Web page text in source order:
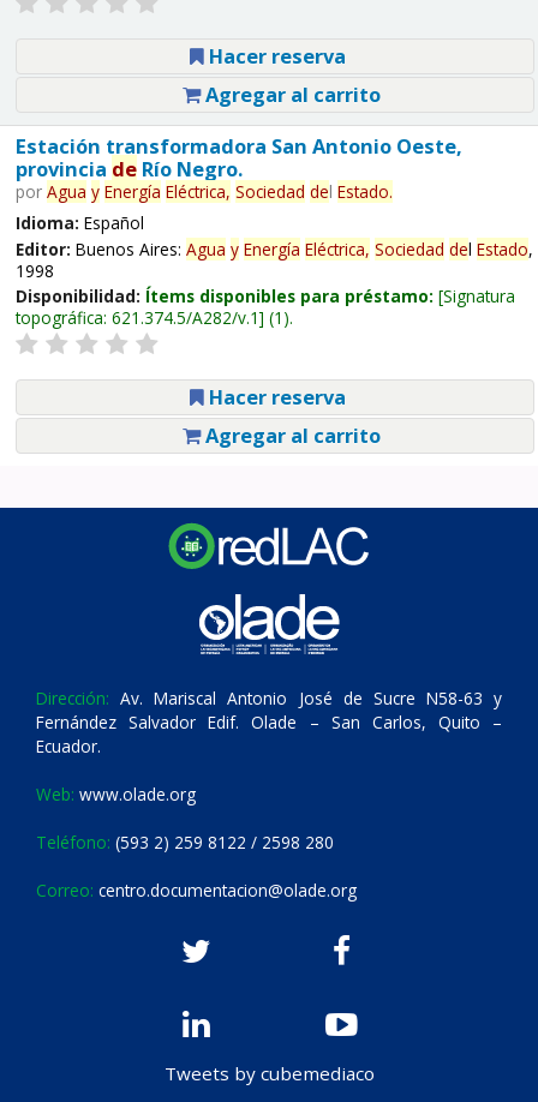
Hacer reserva
Agregar al carrito
Estación transformadora San Antonio Oeste,
provincia deRío Negro.
por Agua y Energía Eléctrica, Sociedad del Estado.
Idioma: Español
Editor: Buenos Aires: Agua y Energía Eléctrica, Sociedad del Estado,
1998
Disponibilidad: Ítems disponibles para préstamo: Signatura
topográfica: 621.374.5/A282/v.1 (1).
Hacer reserva
Agregar al carrito
Dirección: Av. Mariscal Antonio José de Sucre N58-63 y
Fernández Salvador Edif. Olade – San Carlos, Quito –
Ecuador.
Web: www.olade.org
Teléfono: (593 2) 259 8122 / 2598 280
Correo: centro.documentacion@olade.org
Tweets by cubemediaco